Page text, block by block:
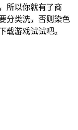
所以你就有了商
分类洗，否则染色
载游戏试试吧。